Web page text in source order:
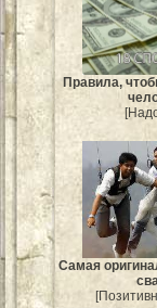
Правила,
Самая